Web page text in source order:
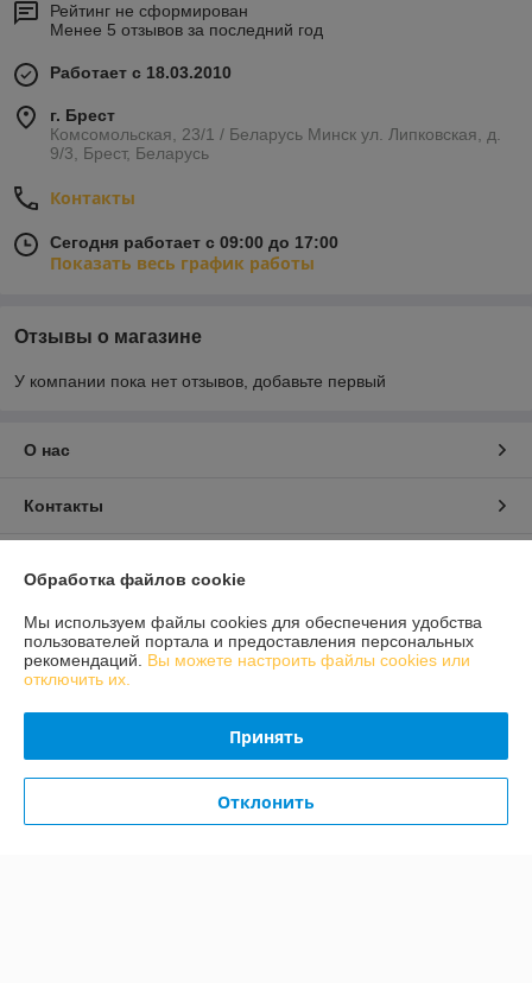
Рейтинг не сформирован
Менее 5 отзывов за последний год
Работает с 18.03.2010
г. Брест
Комсомольская, 23/1 / Беларусь Минск ул. Липковская, д.
9/3, Брест, Беларусь
Контакты
Сегодня работает с 09:00 до 17:00
Показать весь график работы
Отзывы о магазине
У компании пока нет отзывов, добавьте первый
О нас
Контакты
График работы
Полная версия сайта
Политика обработки cookies
Сайт создан на платформе Deal.by
Обработка файлов cookie
Мы используем файлы cookies для обеспечения удобства
пользователей портала и предоставления персональных
рекомендаций. Вы можете настроить файлы cookies или
отключить их.
Принять
Отклонить